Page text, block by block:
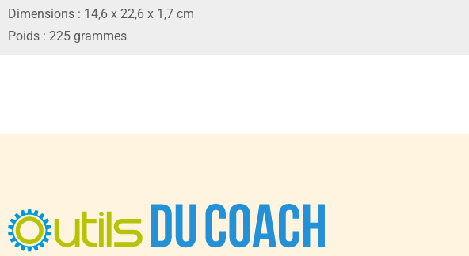
Dimensions : 14,6 x 22,6 x 1,7 cm
Poids : 225 grammes